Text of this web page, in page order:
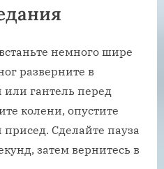
немного шире
разверните в
гантель перед
колени, опустите
присед. Сделайте пауза
затем вернитесь в